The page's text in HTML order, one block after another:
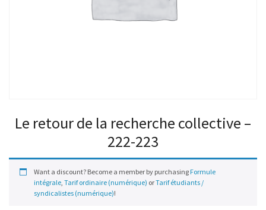
Le retour de la recherche collective –
222-223
Want a discount? Become a member by purchasing Formule
intégrale, Tarif ordinaire (numérique) orTarif étudiants /
syndicalistes (numérique)!